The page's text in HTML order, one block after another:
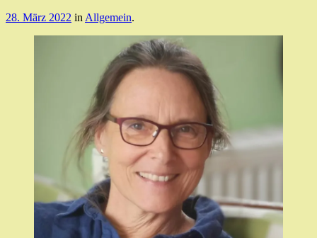
28. März 2022 in Allgemein.